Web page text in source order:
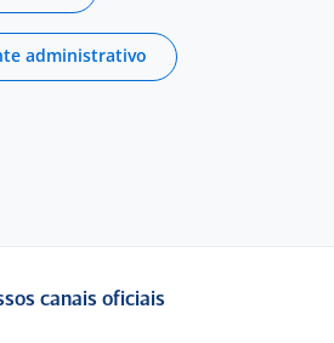
administrativo
canais oficiais